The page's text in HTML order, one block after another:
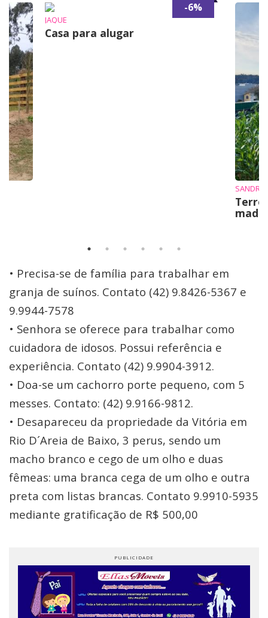
-6%
JAQUE
Casa para alugar
mad
• Precisa-se de família para trabalhar em
granja de suínos. Contato (42) 9.8426-5367 e
9.9944-7578
• Senhora se oferece para trabalhar como
cuidadora de idosos. Possui referência e
experiência. Contato (42) 9.9904-3912.
• Doa-se um cachorro porte pequeno, com 5
messes. Contato: (42) 9.9166-9812.
• Desapareceu da propriedade da Vitória em
Rio D´Areia de Baixo, 3 perus, sendo um
macho branco e cego de um olho e duas
fêmeas: uma branca cega de um olho e outra
preta com listas brancas. Contato 9.9910-5935
mediante gratificação de R$ 500,00